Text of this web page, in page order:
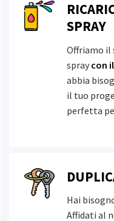
SPRAY
Offriamo il
spray con
abbia
il tuo
perfetta
Hai
Affidati al